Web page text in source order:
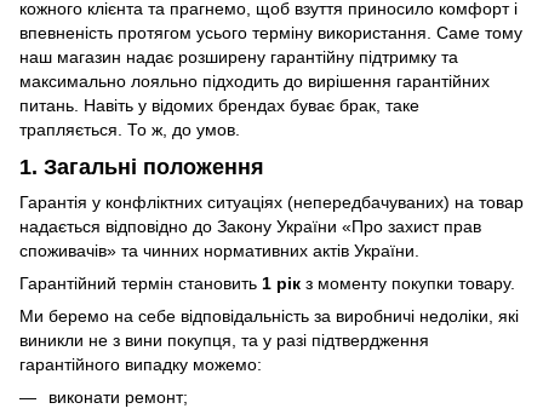
кожного клієнта та прагнемо, щоб взуття приносило комфорт і
впевненість протягом усього терміну використання. Саме тому
наш магазин надає розширену гарантійну підтримку та
максимально лояльно підходить до вирішення гарантійних
питань. Навіть у відомих брендах буває брак, таке
трапляється. То ж, до умов.
1. Загальні положення
Гарантія у конфліктних ситуаціях (непередбачуваних) на товар
надається відповідно до Закону України «Про захист прав
споживачів» та чинних нормативних актів України.
Гарантійний термін становить 1 рік з моменту покупки товару.
Ми беремо на себе відповідальність за виробничі недоліки, які
виникли не з вини покупця, та у разі підтвердження
гарантійного випадку можемо:
виконати ремонт;